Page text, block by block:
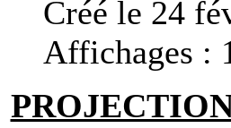
Créé le 24
Affichages :